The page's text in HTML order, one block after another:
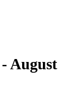
August